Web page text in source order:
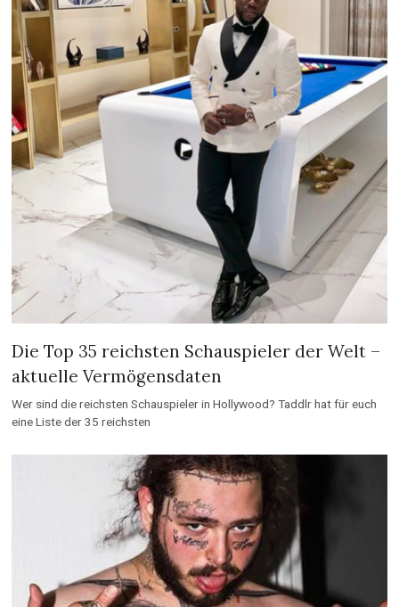
Die Top 35 reichsten Schauspieler der Welt –
aktuelle Vermögensdaten
Wer sind die reichsten Schauspieler in Hollywood? Taddlr hat für euch
eine Liste der 35 reichsten